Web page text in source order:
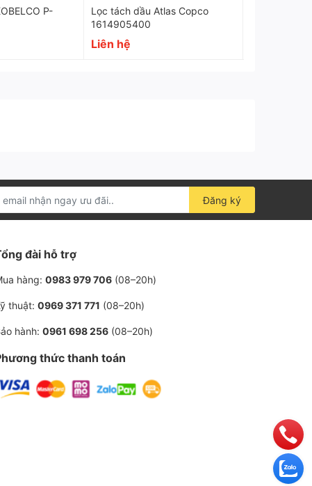
P-
Lọc tách dầu Atlas Copco
1614905400
Liên hệ
Đăng ký
đài hỗ trợ
hàng: 0983 979 706 (08–20h)
thuật: 0969 371 771 (08–20h)
hành: 0961 698 256 (08–20h)
thức thanh toán